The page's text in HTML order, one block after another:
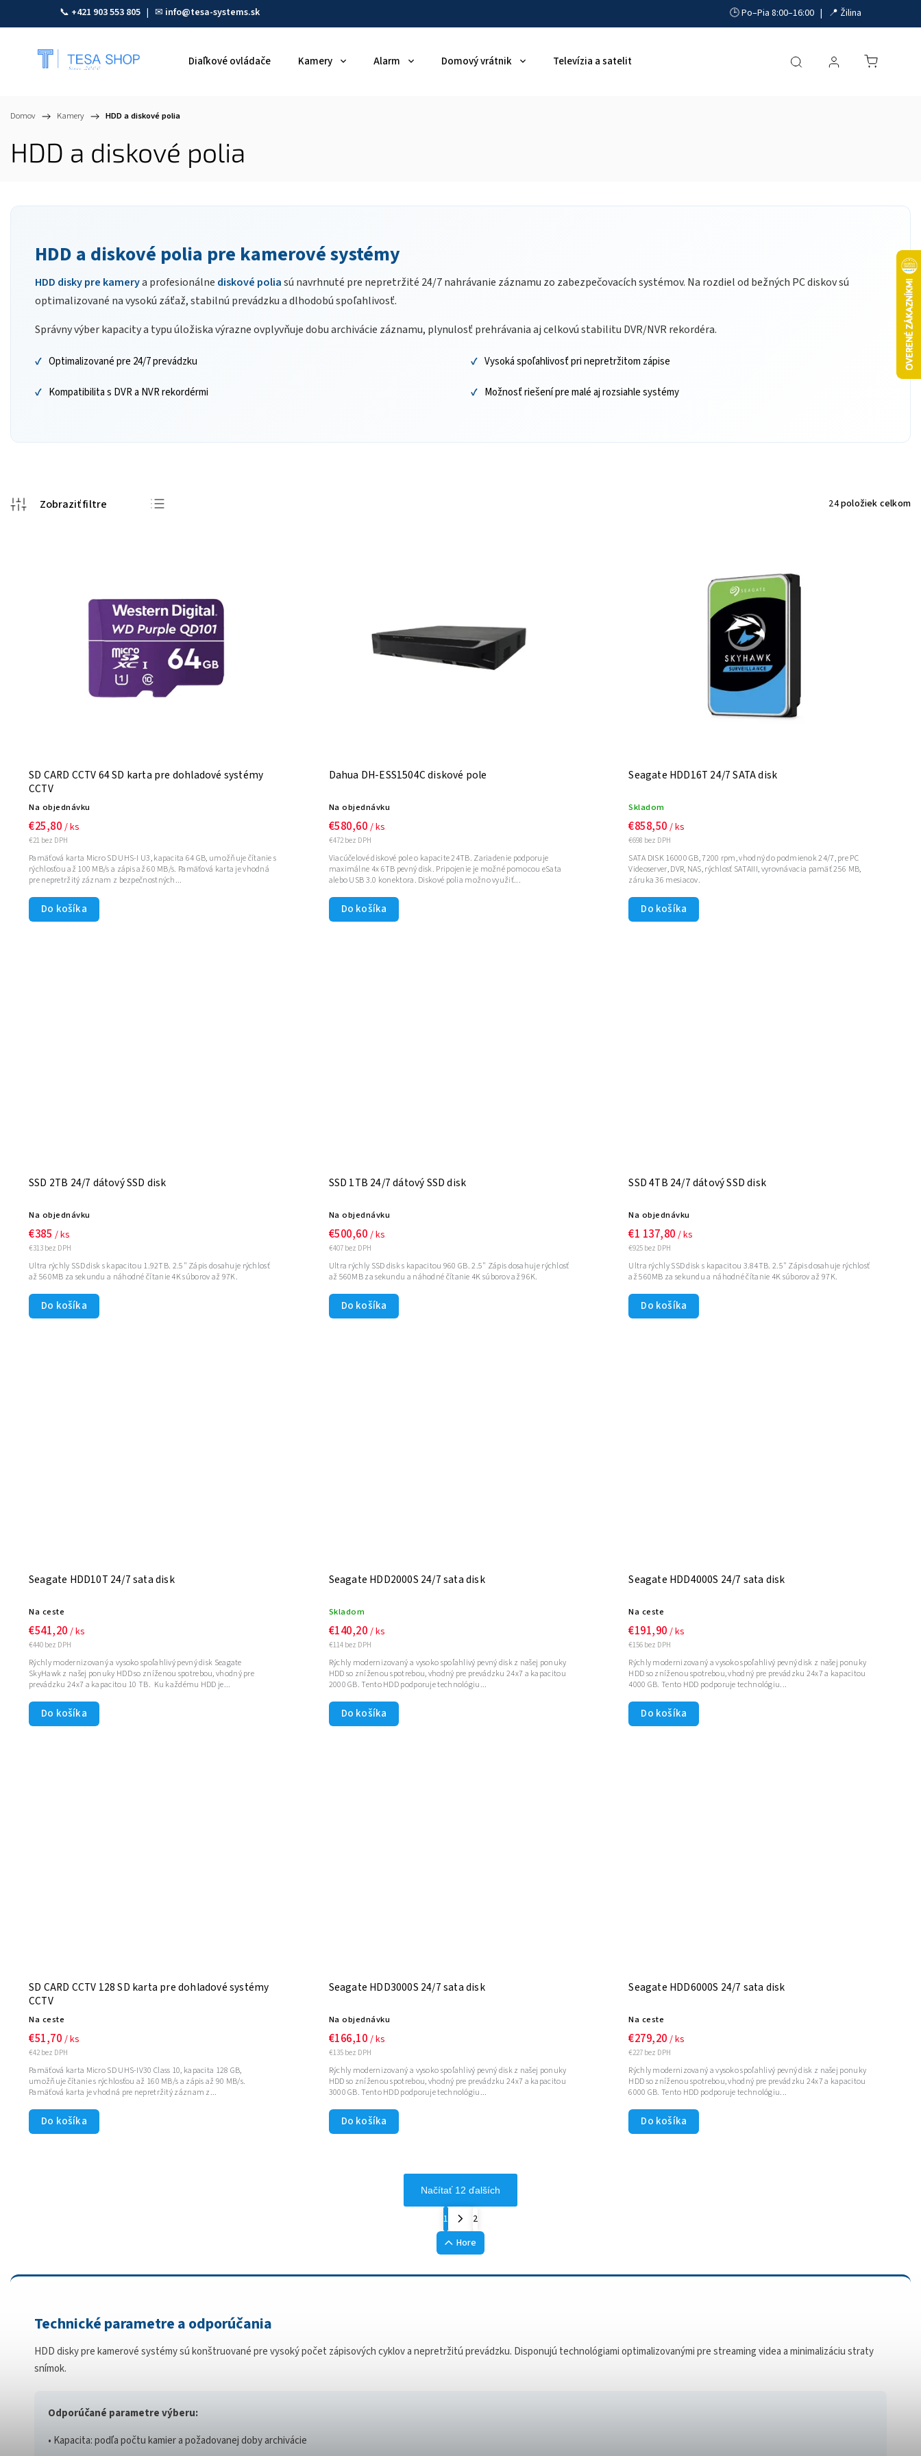
📞 +421 903 553 805 | ✉ info@tesa-systems.sk 🕒 Po–Pia 8:00–16:00 | 📍 Žilina
Diaľkové ovládače Kamery Alarm Domový vrátnik Televízia a satelit Akumulátory, UPS a zdroje Parkovacie systémy
Domov / Kamery / HDD a diskové polia
HDD a diskové polia
HDD a diskové polia pre kamerové systémy
HDD disky pre kamerya profesionálne diskové poliasú navrhnuté pre nepretržité 24/7 nahrávanie záznamu zo zabezpečovacích systémov. Na rozdiel od bežných PC diskov sú
optimalizované na vysokú záťaž, stabilnú prevádzku a dlhodobú spoľahlivosť.
Správny výber kapacity a typu úložiska výrazne ovplyvňuje dobu archivácie záznamu, plynulosť prehrávania aj celkovú stabilitu DVR/NVR rekordéra.
Optimalizované pre 24/7 prevádzku Vysoká spoľahlivosť pri nepretržitom zápise
Kompatibilita s DVR a NVR rekordérmi Možnosť riešení pre malé aj rozsiahle systémy
Abecedne
24položiek celkom
SD CARD CCTV 64 SD karta pre dohladové systémy
CCTV
Na objednávku
€21 bez DPH
€25,80 / ks
Do košíka
Pamäťová karta Micro SD UHS-I U3, kapacita 64 GB, umožňuje čítanie s
rýchlosťou až 100 MB/s a zápis až 60 MB/s. Pamäťová karta je vhodná
pre nepretržitý záznam z bezpečnostných...
Dahua DH-ESS1504C diskové pole
Na objednávku
€472 bez DPH
€580,60 / ks
Do košíka
Viacúčelové diskové pole o kapacite 24TB. Zariadenie podporuje
maximálne 4x 6TB pevný disk. Pripojenie je možné pomocou eSata
alebo USB 3.0 konektora. Diskové polia možno využiť...
Seagate HDD16T 24/7 SATA disk
Skladom
€698 bez DPH
€858,50/ ks
Do košíka
SATA DISK 16000 GB, 7200 rpm, vhodný do podmienok 24/7, pre PC
Videoserver, DVR, NAS, rýchlosť SATAIII, vyrovnávacia pamäť 256 MB,
záruka 36 mesiacov.
SSD 2TB 24/7 dátový SSD disk
Na objednávku
€313 bez DPH
€385 / ks
Do košíka
Ultra rýchly SSD disk s kapacitou 1.92TB. 2.5" Zápis dosahuje rýchlosť
až 560MB za sekundu a náhodné čítanie 4K súborov až 97K.
SSD 1TB 24/7 dátový SSD disk
Na objednávku
€407 bez DPH
€500,60 / ks
Do košíka
Ultra rýchly SSD disk s kapacitou 960 GB. 2.5" Zápis dosahuje rýchlosť
až 560MB za sekundu a náhodné čítanie 4K súborov až 96K.
SSD 4TB 24/7 dátový SSD disk
Na objednávku
€925 bez DPH
€1 137,80/ ks
Do košíka
Ultra rýchly SSD disk s kapacitou 3.84TB. 2.5" Zápis dosahuje rýchlosť
až 560MB za sekundu a náhodné čítanie 4K súborov až 97K.
Seagate HDD10T 24/7 sata disk
Na ceste
€440 bez DPH
€541,20 / ks
Do košíka
Rýchly modernizovaný a vysoko spoľahlivý pevný disk Seagate
SkyHawk z našej ponuky HDD so zníženou spotrebou, vhodný pre
prevádzku 24x7 a kapacitou 10 TB. Ku každému HDD je...
Seagate HDD2000S 24/7 sata disk
Skladom
€114 bez DPH
€140,20 / ks
Do košíka
Rýchly modernizovaný a vysoko spoľahlivý pevný disk z našej ponuky
HDD so zníženou spotrebou, vhodný pre prevádzku 24x7 a kapacitou
2000 GB. Tento HDD podporuje technológiu...
Seagate HDD4000S 24/7 sata disk
Na ceste
€156 bez DPH
€191,90/ ks
Do košíka
Rýchly modernizovaný a vysoko spoľahlivý pevný disk z našej ponuky
HDD so zníženou spotrebou, vhodný pre prevádzku 24x7 a kapacitou
4000 GB. Tento HDD podporuje technológiu...
SD CARD CCTV 128 SD karta pre dohladové systémy
CCTV
Na ceste
€42 bez DPH
€51,70 / ks
Do košíka
Pamäťová karta Micro SD UHS-IV30 Class 10, kapacita 128 GB,
umožňuje čítanie s rýchlosťou až 160 MB/s a zápis až 90 MB/s.
Pamäťová karta je vhodná pre nepretržitý záznam z...
Seagate HDD3000S 24/7 sata disk
Na objednávku
€135 bez DPH
€166,10 / ks
Do košíka
Rýchly modernizovaný a vysoko spoľahlivý pevný disk z našej ponuky
HDD so zníženou spotrebou, vhodný pre prevádzku 24x7 a kapacitou
3000 GB. Tento HDD podporuje technológiu...
Seagate HDD6000S 24/7 sata disk
Na ceste
€227 bez DPH
€279,20/ ks
Do košíka
Rýchly modernizovaný a vysoko spoľahlivý pevný disk z našej ponuky
HDD so zníženou spotrebou, vhodný pre prevádzku 24x7 a kapacitou
6000 GB. Tento HDD podporuje technológiu...
Načítať 12 ďalších
1
2
Hore
Technické parametre a odporúčania
HDD disky pre kamerové systémy sú konštruované pre vysoký počet zápisových cyklov a nepretržitú prevádzku. Disponujú technológiami optimalizovanými pre streaming videa a minimalizáciu straty
snímok.
Odporúčané parametre výberu:
• Kapacita: podľa počtu kamier a požadovanej doby archivácie